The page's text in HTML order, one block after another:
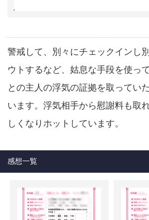
警戒して、別々にチェックインし
ウトするなど、姑息な手段を使っ
との主人の浮気の証拠を取ってい
います。浮気相手から慰謝料も取
しくなりホットしています。
感想一覧